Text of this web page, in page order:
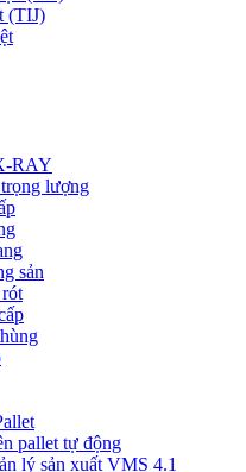
(TIJ)
RAY
lượng
sản
pallet tự động
lý sản xuất VMS 4.1